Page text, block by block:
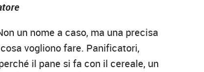
un nome a caso, ma una precisa
vogliono fare. Panificatori,
il pane si fa con il cereale, un